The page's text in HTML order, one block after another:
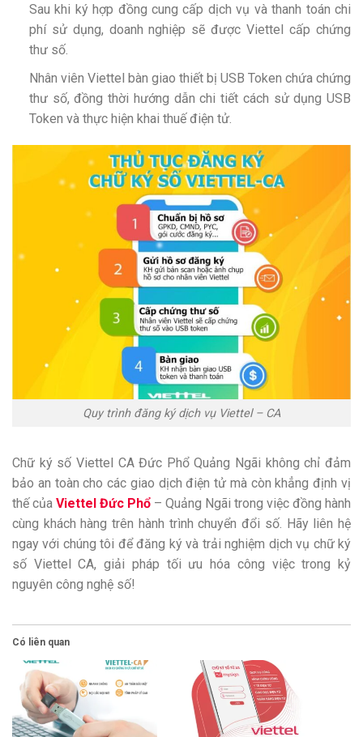
Sau khi ký hợp đồng cung cấp dịch vụ và thanh toán chi
phí sử dụng, doanh nghiệp sẽ được Viettel cấp chứng
thư số.
Nhân viên Viettel bàn giao thiết bị USB Token chứa chứng
thư số, đồng thời hướng dẫn chi tiết cách sử dụng USB
Token và thực hiện khai thuế điện tử.
Quy trình đăng ký dịch vụ Viettel – CA
Chữ ký số Viettel CA Đức Phổ Quảng Ngãi không chỉ đảm
bảo an toàn cho các giao dịch điện tử mà còn khẳng định vị
thế của Viettel Đức Phổ – Quảng Ngãi trong việc đồng hành
cùng khách hàng trên hành trình chuyển đổi số. Hãy liên hệ
ngay với chúng tôi để đăng ký và trải nghiệm dịch vụ chữ ký
số Viettel CA, giải pháp tối ưu hóa công việc trong kỷ
nguyên công nghệ số!
Có liên quan